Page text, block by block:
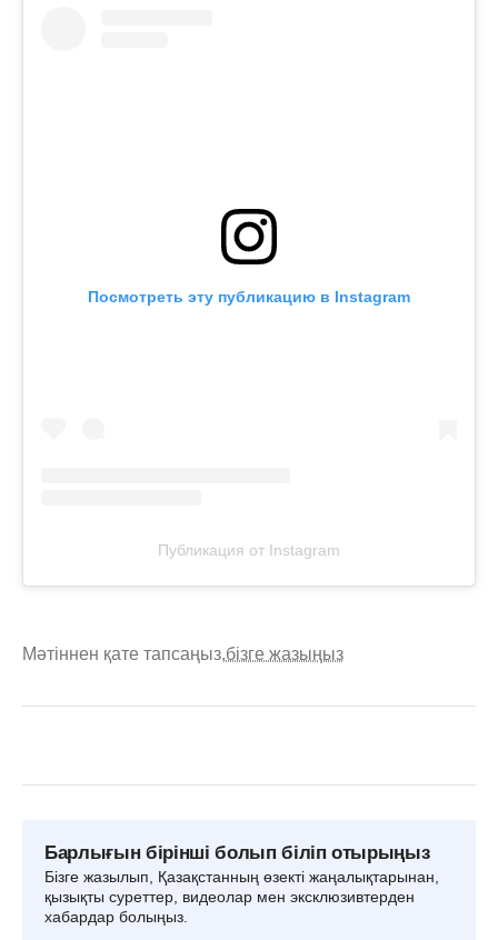
Посмотреть эту публикацию в Instagram
Публикация от Instagram
Мәтіннен қате тапсаңыз,бізге жазыңыз
Барлығын бірінші болып біліп отырыңыз
Бізге жазылып, Қазақстанның өзекті жаңалықтарынан,
қызықты суреттер, видеолар мен эксклюзивтерден
хабардар болыңыз.